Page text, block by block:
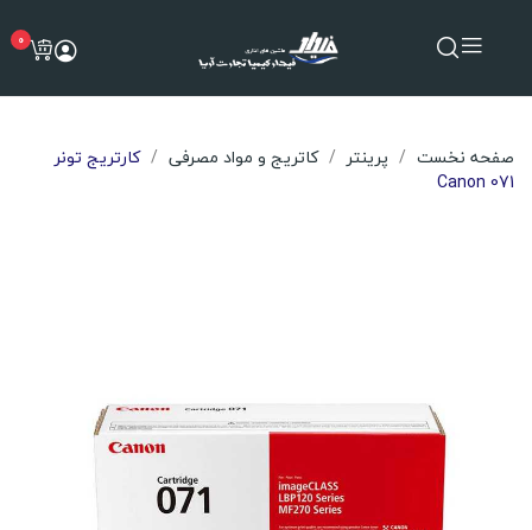
0
صفحه نخست پرینتر کاتریج و مواد مصرفی
کارتریج تونر
Canon 071